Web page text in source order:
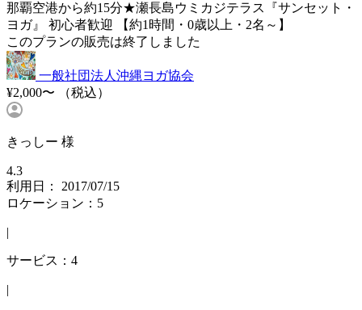
那覇空港から約15分★瀬長島ウミカジテラス『サンセット・
ヨガ』 初心者歓迎 【約1時間・0歳以上・2名～】
このプランの販売は終了しました
一般社団法人沖縄ヨガ協会
¥2,000〜
（税込）
きっしー 様
4.3
利用日： 2017/07/15
ロケーション：5
|
サービス：4
|